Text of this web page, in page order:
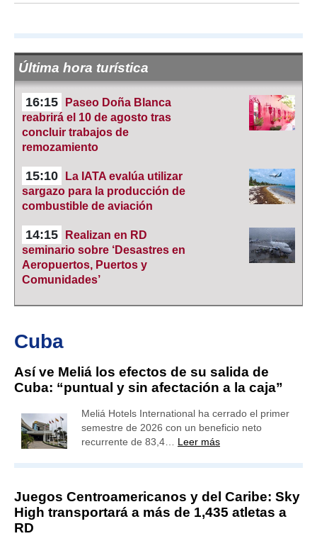
Última hora turística
16:15
Paseo Doña Blanca
reabrirá el 10 de agosto tras
concluir trabajos de
remozamiento
15:10
La IATA evalúa utilizar
sargazo para la producción de
combustible de aviación
14:15
Realizan en RD
seminario sobre ‘Desastres en
Aeropuertos, Puertos y
Comunidades’
Cuba
Así ve Meliá los efectos de su salida de
Cuba: “puntual y sin afectación a la caja”
Meliá Hotels International ha cerrado el primer
semestre de 2026 con un beneficio neto
recurrente de 83,4… Leer más
Juegos Centroamericanos y del Caribe: Sky
High transportará a más de 1,435 atletas a
RD